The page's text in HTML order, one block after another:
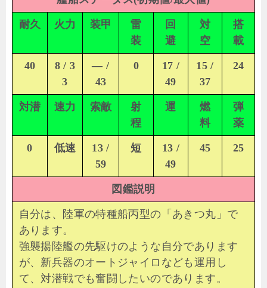
耐久 火力 装甲
雷
装
回
避
対
空
搭
載
40
8 / 3
3
— /
43
0
17 /
49
15 /
37
24
対潜 速力 索敵
射
程
運
燃
料
弾
薬
0 低速
13 /
59
短
13 /
49
45 25
図鑑説明
自分は、陸軍の特種船丙型の「あきつ丸」で
あります。
強襲揚陸艦の先駆けのような自分であります
が、新兵器のオートジャイロなども運用し
て、対潜戦でも奮闘したいのであります。